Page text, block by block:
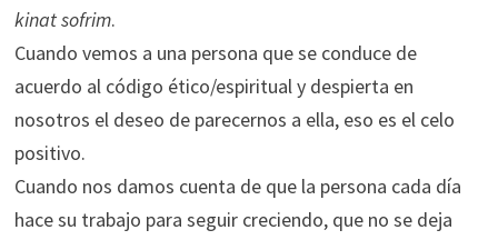
kinat sofrim.
Cuando vemos a una persona que se conduce de
acuerdo al código ético/espiritual y despierta en
nosotros el deseo de parecernos a ella, eso es el celo
positivo.
Cuando nos damos cuenta de que la persona cada día
hace su trabajo para seguir creciendo, que no se deja